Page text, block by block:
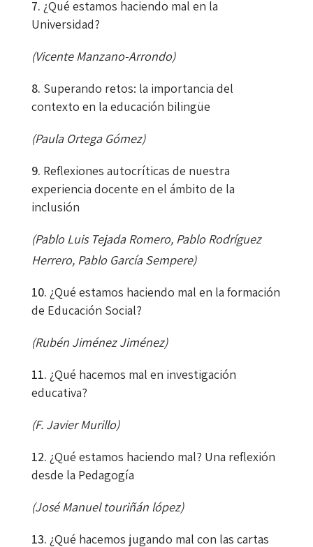
¿Qué estamos haciendo mal en la
Universidad?
(Vicente Manzano-Arrondo)
Superando retos: la importancia del
contexto en la educación bilingüe
(Paula Ortega Gómez)
Reflexiones autocríticas de nuestra
experiencia docente en el ámbito de la
inclusión
(Pablo Luis Tejada Romero, Pablo Rodríguez
Herrero, Pablo García Sempere)
¿Qué estamos haciendo mal en la formación
de Educación Social?
(Rubén Jiménez Jiménez)
¿Qué hacemos mal en investigación
educativa?
(F. Javier Murillo)
¿Qué estamos haciendo mal? Una reflexión
desde la Pedagogía
(José Manuel touriñán lópez)
¿Qué hacemos jugando mal con las cartas